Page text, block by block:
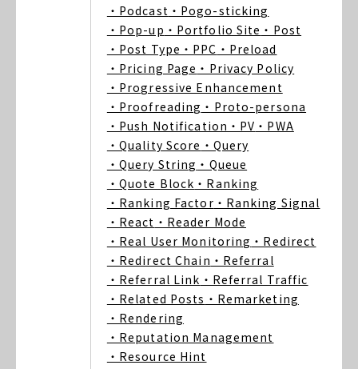
・Podcast ・Pogo-sticking
・Pop-up ・Portfolio Site ・Post
・Post Type ・PPC ・Preload
・Pricing Page ・Privacy Policy
・Progressive Enhancement
・Proofreading ・Proto-persona
・Push Notification ・PV ・PWA
・Quality Score ・Query
・Query String ・Queue
・Quote Block ・Ranking
・Ranking Factor ・Ranking Signal
・React ・Reader Mode
・Real User Monitoring ・Redirect
・Redirect Chain ・Referral
・Referral Link ・Referral Traffic
・Related Posts ・Remarketing
・Rendering
・Reputation Management
・Resource Hint